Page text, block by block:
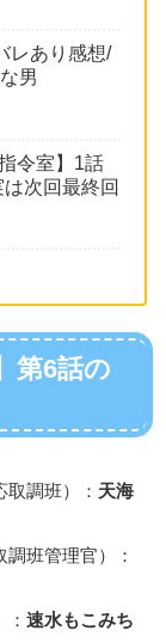
レあり感想/
男
令室】1話
次回最終回
第6話の
調班）： 天海
班管理官）：
速水もこみち